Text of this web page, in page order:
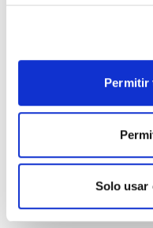
Permitir
Solo usar